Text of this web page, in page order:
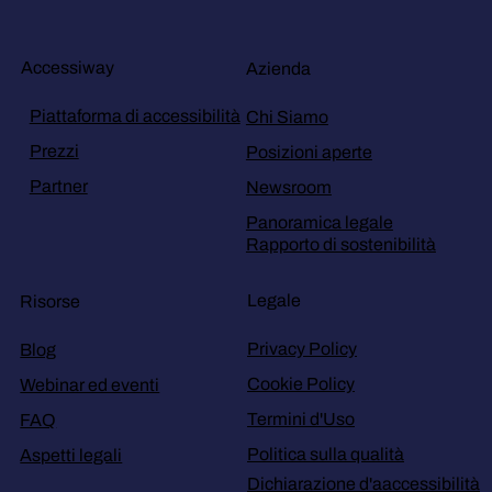
Accessiway
Piattaforma di accessibilità
Prezzi
Partner
Azienda
Chi Siamo
Posizioni aperte
Newsroom
Panoramica legale
Rapporto di sostenibilità
Risorse
Blog
Webinar ed eventi
FAQ
Aspetti legali
Legale
Privacy Policy
Cookie Policy
Termini d'Uso
Politica sulla qualità
Dichiarazione d'aaccessibilità